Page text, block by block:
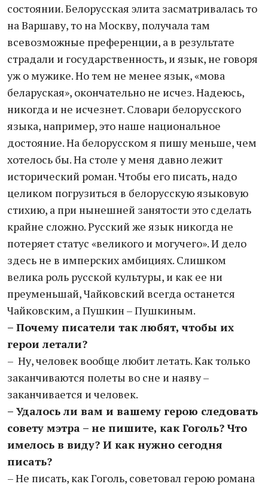
состоянии. Белорусская элита засматривалась то
на Варшаву, то на Москву, получала там
всевозможные преференции, а в результате
страдали и государственность, и язык, не говоря
уж о мужике. Но тем не менее язык, «мова
беларуская», окончательно не исчез. Надеюсь,
никогда и не исчезнет. Словари белорусского
языка, например, это наше национальное
достояние. На белорусском я пишу меньше, чем
хотелось бы. На столе у меня давно лежит
исторический роман. Чтобы его писать, надо
целиком погрузиться в белорусскую языковую
стихию, а при нынешней занятости это сделать
крайне сложно. Русский же язык никогда не
потеряет статус «великого и могучего». И дело
здесь не в имперских амбициях. Слишком
велика роль русской культуры, и как ее ни
преуменьшай, Чайковский всегда останется
Чайковским, а Пушкин – Пушкиным.
– Почему писатели так любят, чтобы их
герои летали?
– Ну, человек вообще любит летать. Как только
заканчиваются полеты во сне и наяву –
заканчивается и человек.
– Удалось ли вам и вашему герою следовать
совету мэтра – не пишите, как Гоголь? Что
имелось в виду? И как нужно сегодня
писать?
– Не писать, как Гоголь, советовал герою романа